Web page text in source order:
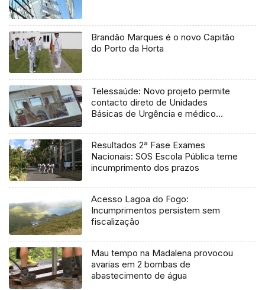
Brandão Marques é o novo Capitão
do Porto da Horta
Telessaúde: Novo projeto permite
contacto direto de Unidades
Básicas de Urgência e médico
Resultados 2ª Fase Exames
Nacionais: SOS Escola Pública teme
incumprimento dos prazos
Acesso Lagoa do Fogo:
Incumprimentos persistem sem
fiscalização
Mau tempo na Madalena provocou
avarias em 2 bombas de
abastecimento de água